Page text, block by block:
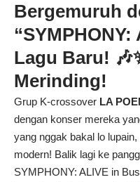
Bergemuruh
Lagu Baru!
Merinding!
Grup K-crossover LA
dengan konser mereka
yang nggak bakal lo
modern! Balik lagi ke
SYMPHONY: ALIVE in